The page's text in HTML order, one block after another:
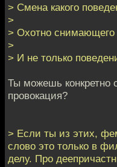
> Смена какого
>
> Охотно снимающего
>
> И не только
Ты можешь конкретно
провокация?
> Если ты из этих,
слово это только в
делу. Про